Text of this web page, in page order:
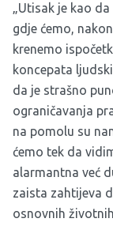
„Utisak je kao
gdje ćemo,
krenemo
koncepata
da je strašno
ograničavanja
na pomolu su
ćemo tek da
alarmantna već
zaista zahtijeva
osnovnih